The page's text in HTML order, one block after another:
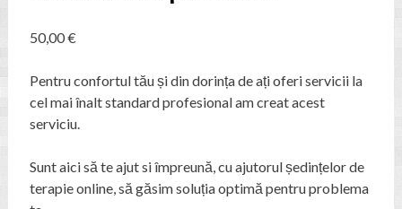
50,00€
Pentru confortul tău și din dorința de ați oferi servicii la
cel mai înalt standard profesional am creat acest
serviciu.
Sunt aici să te ajut si împreună, cu ajutorul ședințelor de
terapie online, să găsim soluția optimă pentru problema